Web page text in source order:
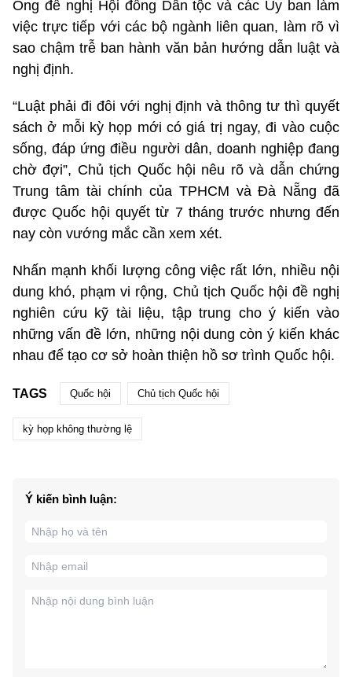
Ông đề nghị Hội đồng Dân tộc và các Ủy ban làm
việc trực tiếp với các bộ ngành liên quan, làm rõ vì
sao chậm trễ ban hành văn bản hướng dẫn luật và
nghị định.
“Luật phải đi đôi với nghị định và thông tư thì quyết
sách ở mỗi kỳ họp mới có giá trị ngay, đi vào cuộc
sống, đáp ứng điều người dân, doanh nghiệp đang
chờ đợi”, Chủ tịch Quốc hội nêu rõ và dẫn chứng
Trung tâm tài chính của TPHCM và Đà Nẵng đã
được Quốc hội quyết từ 7 tháng trước nhưng đến
nay còn vướng mắc cần xem xét.
Nhấn mạnh khối lượng công việc rất lớn, nhiều nội
dung khó, phạm vi rộng, Chủ tịch Quốc hội đề nghị
nghiên cứu kỹ tài liệu, tập trung cho ý kiến vào
những vấn đề lớn, những nội dung còn ý kiến khác
nhau để tạo cơ sở hoàn thiện hồ sơ trình Quốc hội.
TAGS Quốc hội Chủ tịch Quốc hội
kỳ họp không thường lệ
Ý kiến bình luận: